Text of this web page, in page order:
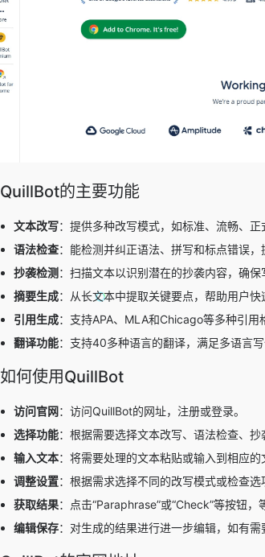
QuillBot的主要功能
文本改写：提供多种改写模式，如标准、流畅、
语法检查：能检测并纠正语法、拼写和标点错误，
抄袭检测 ：扫描文本以识别潜在的抄袭内容，确保
摘要生成：从长文本中提取关键要点，帮助用户快
引用生成：支持APA、MLA和Chicago等多种引用
翻译功能：支持40多种语言的翻译，满足多语言写
如何使用QuillBot
访问官网：访问QuillBot的网址，注册或登录。
选择功能：根据需要选择文本改写、语法检查、抄
输入文本：将需要处理的文本粘贴或输入到相应的
调整设置：根据需求选择不同的改写模式或检查选
获取结果：点击“Paraphrase”或“Check”等按钮，
编辑保存：对生成的结果进行进一步编辑，如有需